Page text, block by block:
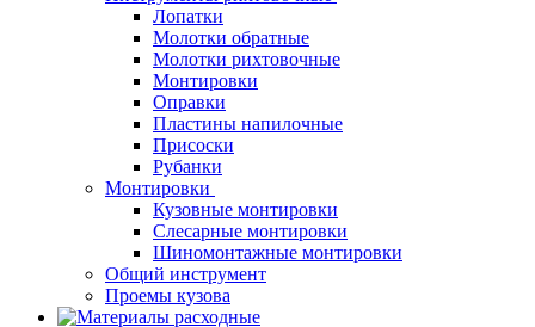
Лопатки
Молотки обратные
Молотки рихтовочные
Монтировки
Оправки
Пластины напилочные
Присоски
Рубанки
Монтировки
Кузовные монтировки
Слесарные монтировки
Шиномонтажные монтировки
Общий инструмент
Проемы кузова